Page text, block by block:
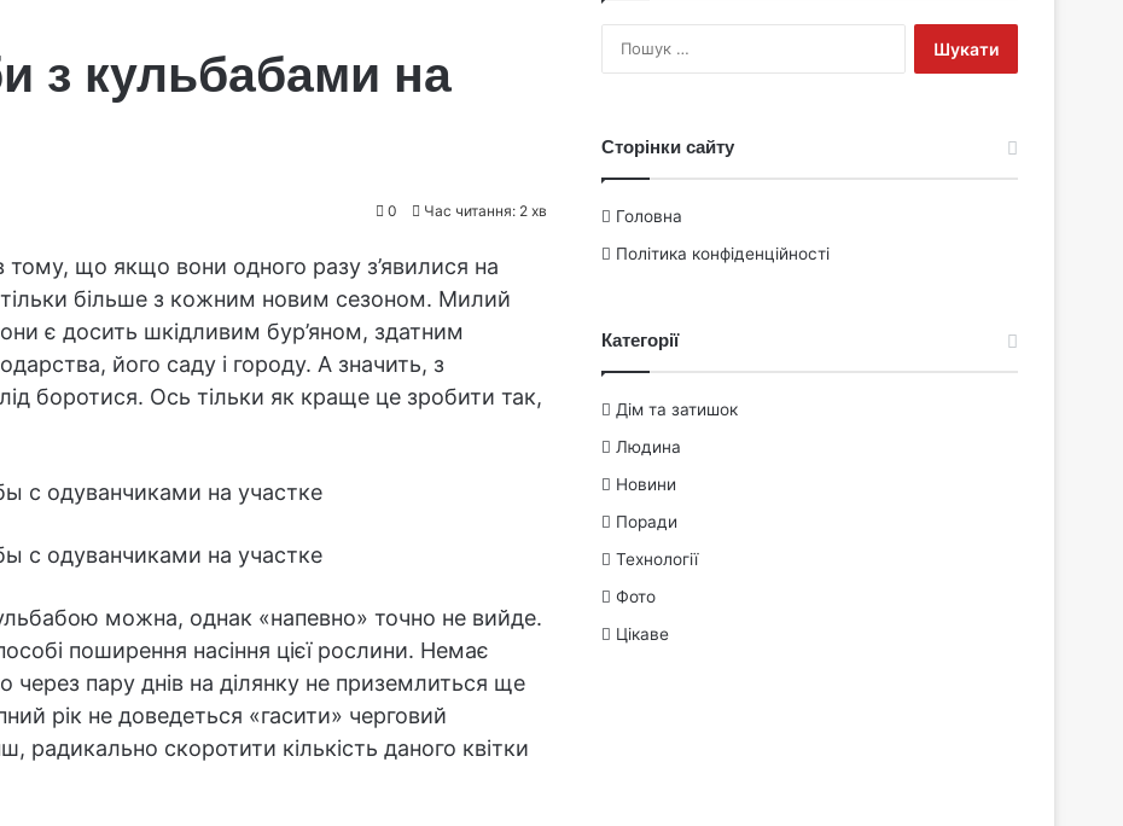
з кульбабами на
0 Час читання: 2 хв
що якщо вони одного разу з’явилися на
тільки більше з кожним новим сезоном. Милий
є досить шкідливим бур’яном, здатним
його саду і городу. А значить, з
боротися. Ось тільки як краще це зробити так,
можна, однак «напевно» точно не вийде.
поширення насіння цієї рослини. Немає
через пару днів на ділянку не приземлиться ще
рік не доведеться «гасити» черговий
скоротити кількість даного квітки
Сторінки сайту
Головна
Політика конфіденційності
Категорії
Дім та затишок
Людина
Новини
Поради
Технології
Фото
Цікаве